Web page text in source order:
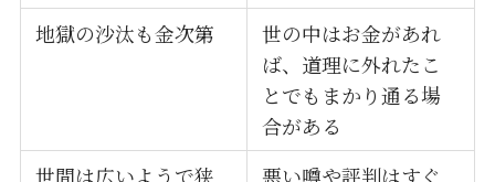
地獄の沙汰も金次第
世の中はお金があれ
ば、道理に外れたこ
とでもまかり通る場
合がある
世間は広いようで狭
悪い噂や評判はすぐ